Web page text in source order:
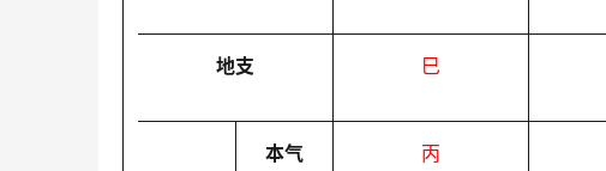
地支 巳
本气 丙